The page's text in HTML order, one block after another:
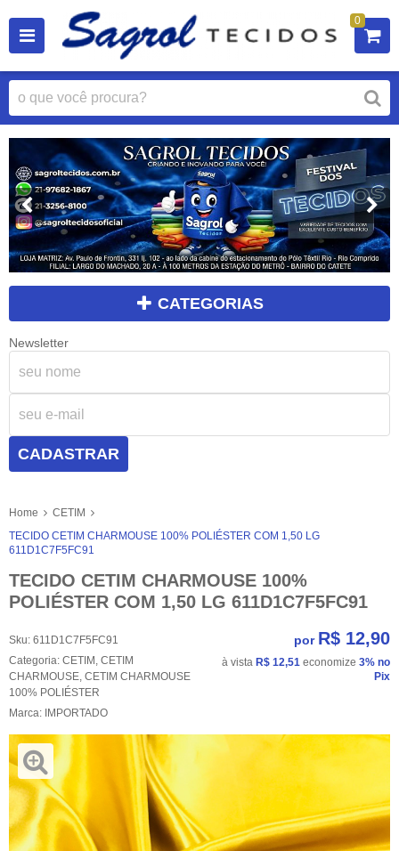
0
CATEGORIAS
Newsletter
CADASTRAR
Home
CETIM
TECIDO CETIM CHARMOUSE 100% POLIÉSTER COM 1,50 LG
611D1C7F5FC91
TECIDO CETIM CHARMOUSE 100%
POLIÉSTER COM 1,50 LG 611D1C7F5FC91
Sku: 611D1C7F5FC91
Categoria: CETIM , CETIM
CHARMOUSE, CETIM CHARMOUSE
100% POLIÉSTER
Marca: IMPORTADO
por R$ 12,90
à vista R$ 12,51 economize 3% no
Pix